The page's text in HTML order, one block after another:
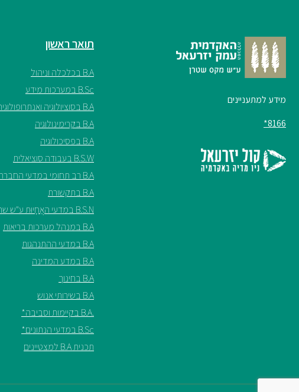
מידע למתעניינים
8166*
תואר ראשון
B.A בכלכלה וניהול
B.Sc במערכות מידע
B.A בסוציולוגיה ואנתרופולוגיה
B.A בקרימינולוגיה
B.A בפסיכולוגיה
B.S.W בעבודה סוציאלית
B.A רב תחומי במדעי החברה
B.A בתקשורת
B.S.N במדעי האֲחָיוּת ע"ש שריל ספנסר
B.A במנהל מערכות בריאות
B.A במדעי ההתנהגות
B.A במדע המדינה
B.A בחינוך
B.A בשירותי אנוש
.B.A בקיימות וסביבה*
B.Sc במדעי הנתונים*
תכנית B.A למצטיינים